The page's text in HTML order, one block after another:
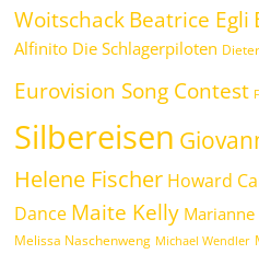
WoitschackBeatrice Egli
Alfinito Die Schlagerpiloten
Eurovision Song Contest
Silbereisen
Helene Fischer Howard
Dance Maite Kelly Marianne
Melissa Naschenweng Michael Wendler